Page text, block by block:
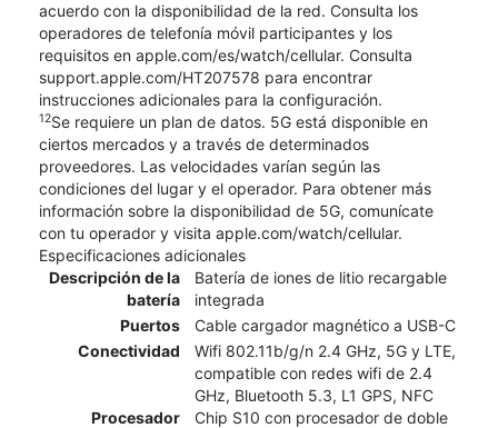
acuerdo con la disponibilidad de la red. Consulta los
operadores de telefonía móvil participantes y los
requisitos en apple.com/es/watch/cellular. Consulta
support.apple.com/HT207578 para encontrar
instrucciones adicionales para la configuración.
12Se requiere un plan de datos. 5G está disponible en
ciertos mercados y a través de determinados
proveedores. Las velocidades varían según las
condiciones del lugar y el operador. Para obtener más
información sobre la disponibilidad de 5G, comunícate
con tu operador y visita apple.com/watch/cellular.
Especificaciones adicionales
Descripción de la
batería
Batería de iones de litio recargable
integrada
Puertos
Cable cargador magnético a USB-C
Conectividad
Wifi 802.11b/g/n 2.4 GHz, 5G y LTE,
compatible con redes wifi de 2.4
GHz, Bluetooth 5.3, L1 GPS, NFC
Procesador
Chip S10 con procesador de doble